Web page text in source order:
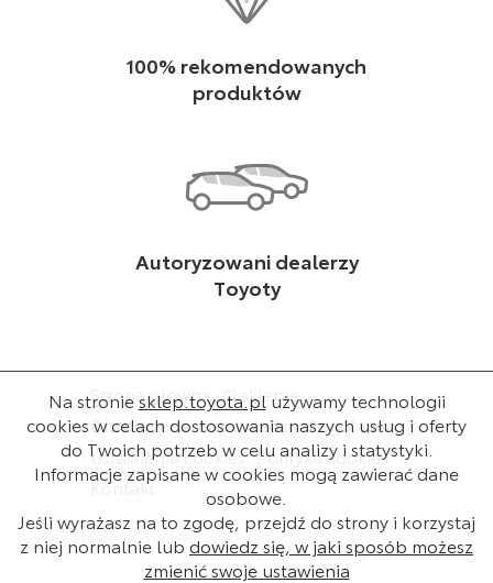
100% rekomendowanych
produktów
Autoryzowani dealerzy
Toyoty
Strona główna O sklepie
Dla dealera Baza wiedzy Regulamin
Ustawienia cookies Polityka cookies
Kontakt
Na stroniesklep.toyota.pl używamy technologii
cookies w celach dostosowania naszych usług i oferty
do Twoich potrzeb w celu analizy i statystyki.
Informacje zapisane w cookies mogą zawierać dane
osobowe.
Jeśli wyrażasz na to zgodę, przejdź do strony i korzystaj
z niej normalnie lub dowiedz się, w jaki sposób możesz
zmienić swoje ustawienia